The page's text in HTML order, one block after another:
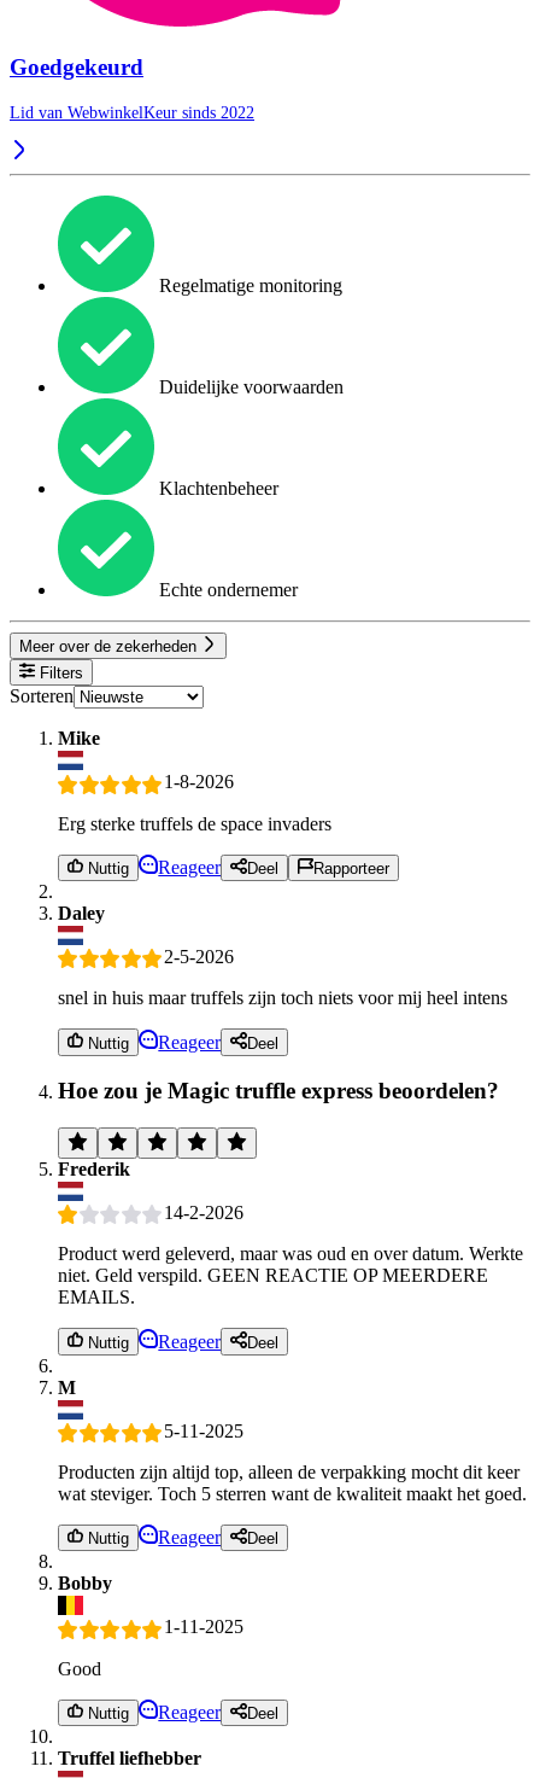
Goedgekeurd
Lid van WebwinkelKeur sinds 2022
Regelmatige monitoring
Duidelijke voorwaarden
Klachtenbeheer
Echte ondernemer
Meer over de zekerheden
Filters
Sorteren
Mike
1-8-2026
Erg sterke truffels de space invaders
Nuttig Reageer Deel Rapporteer
Daley
2-5-2026
snel in huis maar truffels zijn toch niets voor mij heel intens
Nuttig Reageer Deel
Hoe zou je Magic truffle express beoordelen?
Frederik
14-2-2026
Product werd geleverd, maar was oud en over datum. Werkte
niet. Geld verspild. GEEN REACTIE OP MEERDERE
EMAILS.
Nuttig Reageer Deel
M
5-11-2025
Producten zijn altijd top, alleen de verpakking mocht dit keer
wat steviger. Toch 5 sterren want de kwaliteit maakt het goed.
Nuttig Reageer Deel
Bobby
1-11-2025
Good
Nuttig Reageer Deel
Truffel liefhebber